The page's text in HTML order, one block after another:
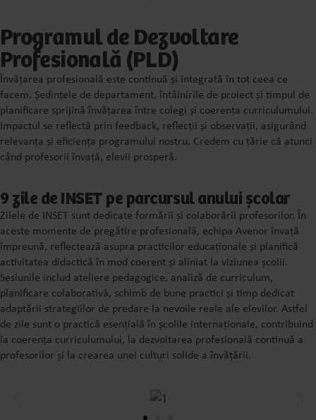
Programul de Dezvoltare
Profesională (PLD)
Învățarea profesională este continuă și integrată în tot ceea ce
facem. Ședințele de departament, întâlnirile de proiect și timpul de
planificare sprijină învățarea între colegi și coerența curriculumului.
Impactul se reflectă prin feedback, reflecții și observații, asigurând
relevanța și eficiența programului nostru. Credem cu tărie că atunci
când profesorii învață, elevii prosperă.
9 zile de INSET pe parcursul anului școlar
Zilele de INSET sunt dedicate formării și colaborării profesorilor. În
aceste momente de pregătire profesională, echipa Avenor învață
împreună, reflectează asupra practicilor educaționale și planifică
activitatea didactică în mod coerent și aliniat la viziunea școlii.
Sesiunile includ ateliere pedagogice, analiză de curriculum,
planificare colaborativă, schimb de bune practici și timp dedicat
adaptării strategiilor de predare la nevoile reale ale elevilor. Astfel
de zile sunt o practică esențială în școlile internaționale, contribuind
la coerența curriculumului, la dezvoltarea profesională continuă a
profesorilor și la crearea unei culturi solide a învățării.